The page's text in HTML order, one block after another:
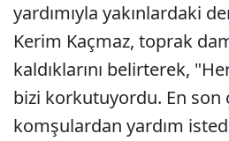
yardımıyla yakınlardaki
Kerim Kaçmaz, toprak
kaldıklarını belirterek,
bizi korkutuyordu. En son
komşulardan yardım